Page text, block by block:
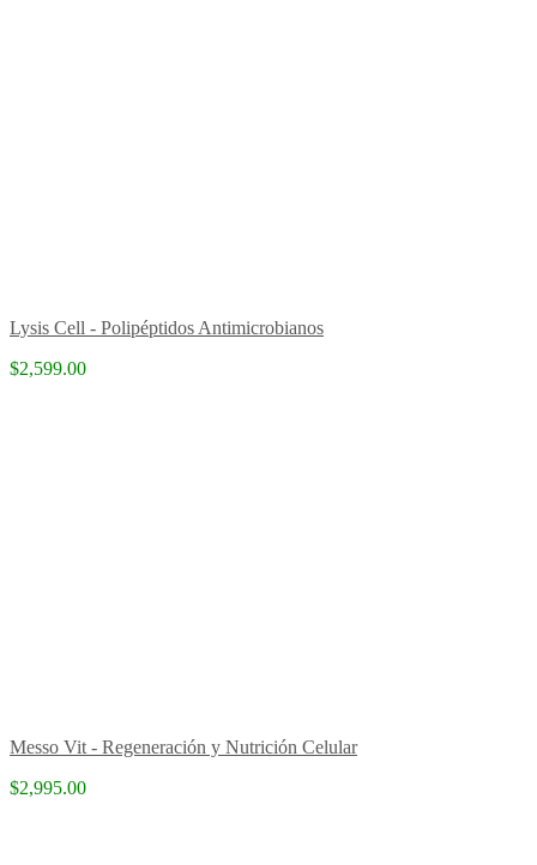
Lysis Cell - Polipéptidos Antimicrobianos
$2,599.00
Messo Vit - Regeneración y Nutrición Celular
$2,995.00